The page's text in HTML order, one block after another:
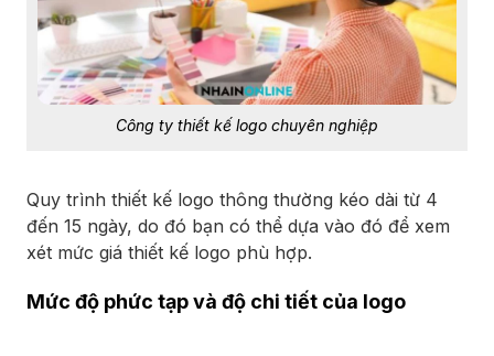
Công ty thiết kế logo chuyên nghiệp
Quy trình thiết kế logo thông thường kéo dài từ 4
đến 15 ngày, do đó bạn có thể dựa vào đó để xem
xét mức giá thiết kế logo phù hợp.
Mức độ phức tạp và độ chi tiết của logo